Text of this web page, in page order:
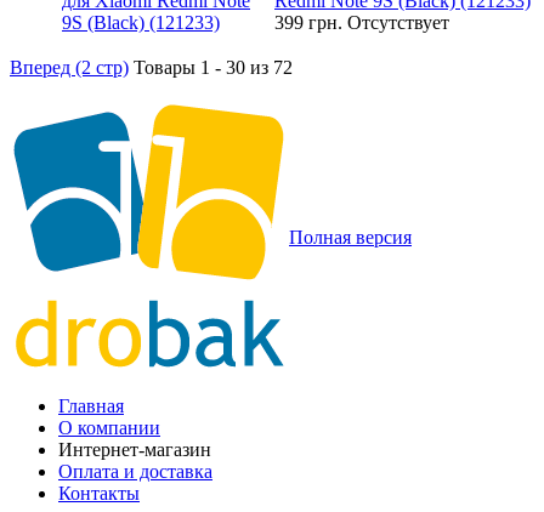
399 грн. Отсутствует
Вперед (2 стр) Товары 1 - 30 из 72
Полная версия
Главная
О компании
Интернет-магазин
Оплата и доставка
Контакты